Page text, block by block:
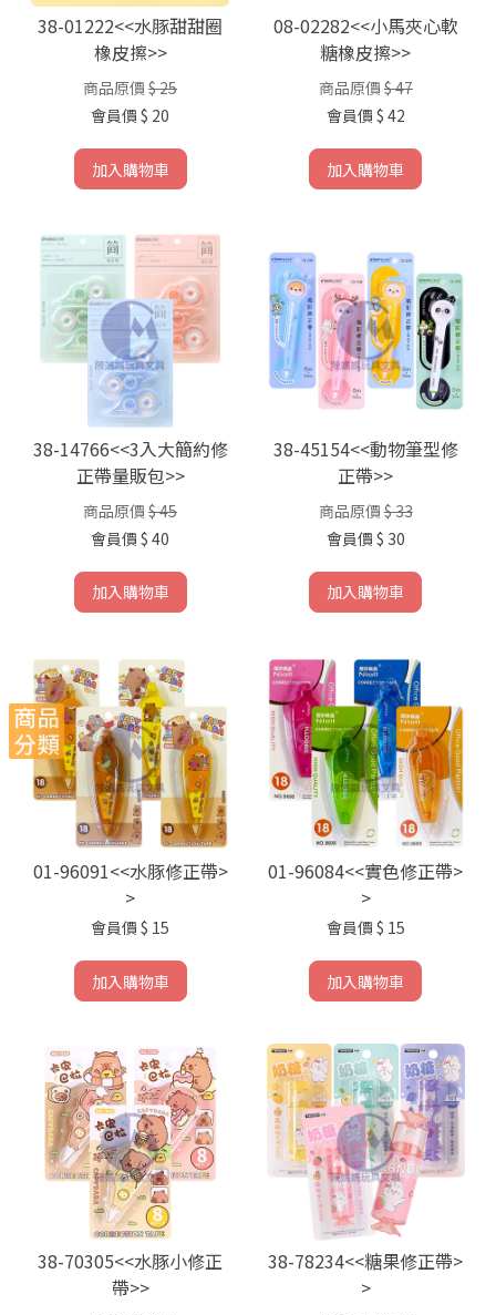
38-01222<<水豚甜甜圈
橡皮擦>>
商品原價 $ 25
會員價 $ 20
加入購物車
08-02282<<小馬夾心軟
糖橡皮擦>>
商品原價 $ 47
會員價 $ 42
加入購物車
38-14766<<3入大簡約修
正帶量販包>>
商品原價 $ 45
會員價 $ 40
加入購物車
38-45154<<動物筆型修
正帶>>
商品原價 $ 33
會員價 $ 30
加入購物車
01-96091<<水豚修正帶>
>
會員價 $ 15
加入購物車
01-96084<<實色修正帶>
>
會員價 $ 15
加入購物車
38-70305<<水豚小修正
帶>>
38-78234<<糖果修正帶>
>